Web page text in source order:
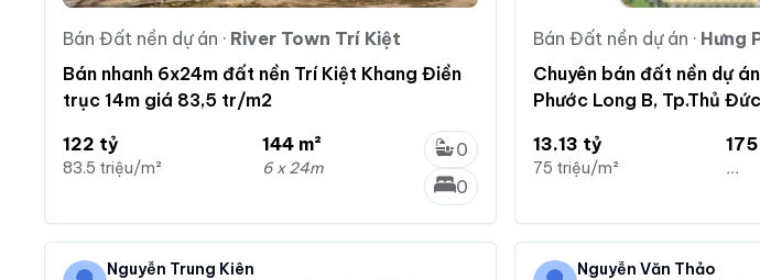
Bán Đất nền dự án · River Town Trí Kiệt
Bán nhanh 6x24m đất nền Trí Kiệt Khang Điền
trục 14m giá 83,5 tr/m2
122 tỷ
83.5 triệu/m²
144 m²
6 x 24m
0
0
Bán Đất nền dự án · Hưng
Chuyên bán đất nền dự
Phước Long B, Tp.Thủ
13.13 tỷ
75 triệu/m²
175
...
Nguyễn Trung Kiên
Nguyễn Văn Thảo